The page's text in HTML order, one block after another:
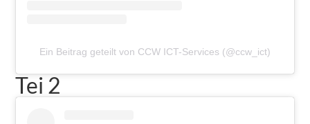
Ein Beitrag geteilt von CCW ICT-Services (@ccw_ict)
Tei 2